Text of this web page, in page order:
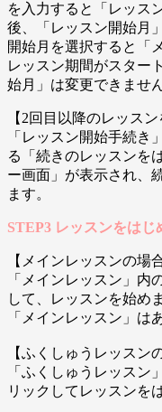
を入力すると「レッス
後、「レッスン開始月
開始月を選択すると「
レッスン期間がスター
始月」は変更できません
【2回目以降のレッスン
「レッスン開始手続き
る「続きのレッスンを
ー画面」が表示され、
ます。
STEP3 レッスンをはじ
【メインレッスンの場合
「メインレッスン」内
して、レッスンを始め
「メインレッスン」は
【ふくしゅうレッスン
「ふくしゅうレッスン
リックしてレッスンを